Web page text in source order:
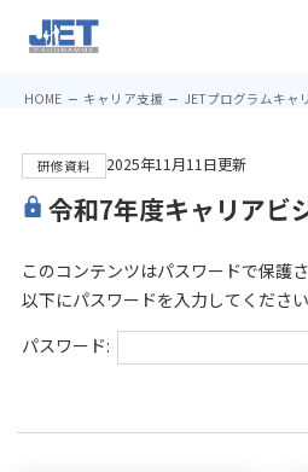
HOME キャリア支援 JETプログラムキャ
研修資料 2025年11月11日更新
令和7年度キャリアビ
このコンテンツはパスワードで保護
以下にパスワードを入力してください
パスワード: